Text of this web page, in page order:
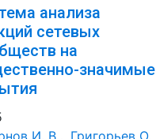
анализа
сетевых
на
значимые
И. В., Григорьев О.